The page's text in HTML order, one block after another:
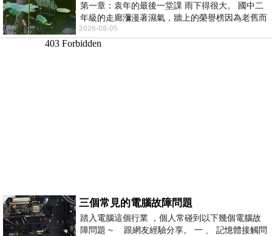
第一章：袁年的最後一堂課 雨下得很大。 國中二
年級的走廊瀰漫著濕氣，牆上的榮譽榜因為老舊而
微微捲起。 堯禹舜站在辦公室外，手
2026-08-05
三個常見的電腦故障問題
踏入電腦這個行業 ，個人常碰到以下幾個電腦故
障問題 ~ 跟網友經驗分享。 一 、 記憶體接觸問